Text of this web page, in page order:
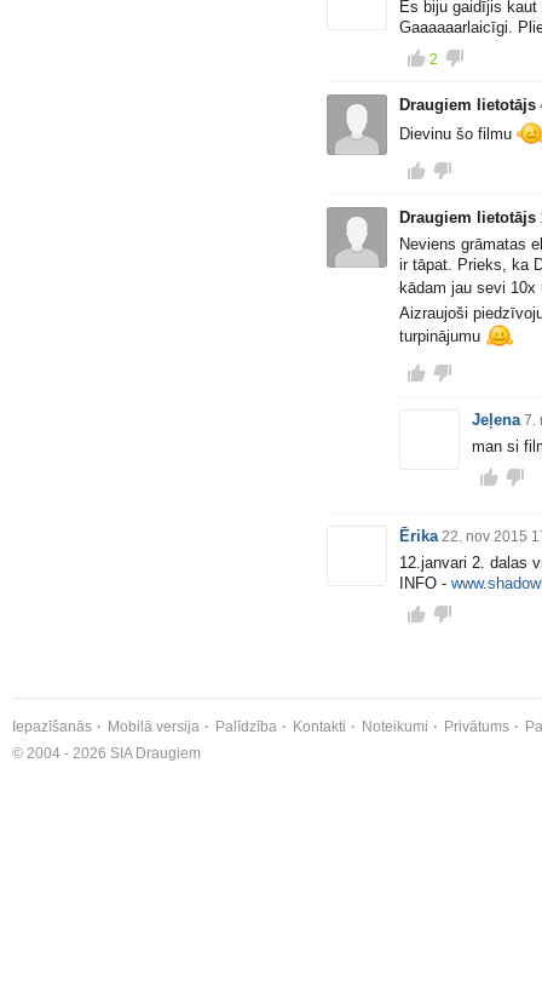
Es biju gaidījis
Gaaaaaarlaicīgi.
2
Draugiem lietotājs
Dievinu šo filmu
Draugiem lietotājs
Neviens grāmatas
ir tāpat. Prieks, ka
kādam jau sevi
Aizraujoši
turpinājumu
Jeļena 7.
man si
Ērika 22. nov 2015
12.janvari 2. dalas
INFO -
Iepazīšanās Mobilā versija Palīdzība Kontakti Noteikumi Privātums
© 2004 - 2026 SIA Draugiem